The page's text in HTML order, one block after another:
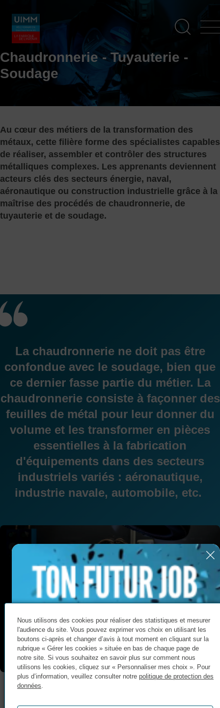
contenu
principal
Chaudronnerie - Tuyauterie -
Soudage
Au cœur des métiers de la transformation des
métaux, cette filière forme des spécialistes capables
de réaliser, assembler et contrôler des structures
métalliques complexes. Les apprenants deviennent
acteurs clés des secteurs énergie, naval,
aéronautique ou construction industrielle grâce à la
maîtrise des procédés de chaudronnerie, de
tuyauterie et de soudage.
La chaudronnerie ne doit pas être
confondue avec le soudage, bien que
ce dernier fasse partie du métier. La
chaudronnerie consiste à façonner des
feuilles de métal pour leur donner du
volume et les transformer en pièces
essentielles à la fabrication
d'équipements dans des secteurs
industriels variés : aéronautique,
industrie navale, automobile, etc.
Nous utilisons des cookies pour réaliser des statistiques et mesurer
l'audience du site. Vous pouvez exprimer vos choix en utilisant les
boutons ci-après et changer d’avis à tout moment en cliquant sur la
rubrique « Gérer les cookies » située en bas de chaque page de
notre site. Si vous souhaitez en savoir plus sur comment nous
utilisons les cookies, cliquez sur « Personnaliser mes choix ». Pour
plus d’information, veuillez consulter notre politique de protection des
données.